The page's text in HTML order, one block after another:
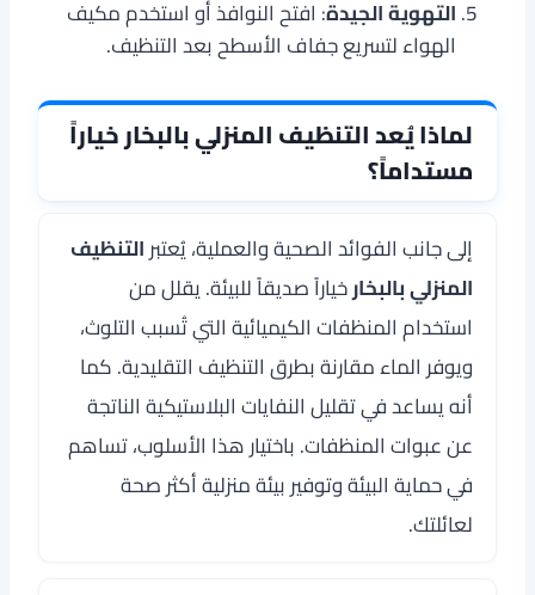
التهوية الجيدة: افتح النوافذ أو استخدم مكيف
الهواء لتسريع جفاف الأسطح بعد التنظيف.
لماذا يُعد التنظيف المنزلي بالبخار خياراً
مستداماً؟
إلى جانب الفوائد الصحية والعملية، يُعتبرالتنظيف
المنزلي بالبخارخياراً صديقاً للبيئة. يقلل من
استخدام المنظفات الكيميائية التي تُسبب التلوث،
ويوفر الماء مقارنة بطرق التنظيف التقليدية. كما
أنه يساعد في تقليل النفايات البلاستيكية الناتجة
عن عبوات المنظفات. باختيار هذا الأسلوب، تساهم
في حماية البيئة وتوفير بيئة منزلية أكثر صحة
لعائلتك.